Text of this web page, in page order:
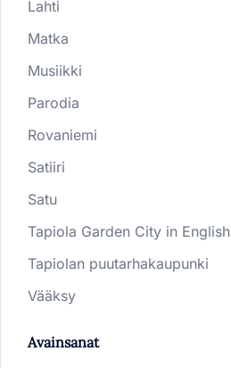
Lahti
Matka
Musiikki
Parodia
Rovaniemi
Satiiri
Satu
Tapiola Garden City in English
Tapiolan puutarhakaupunki
Vääksy
Avainsanat